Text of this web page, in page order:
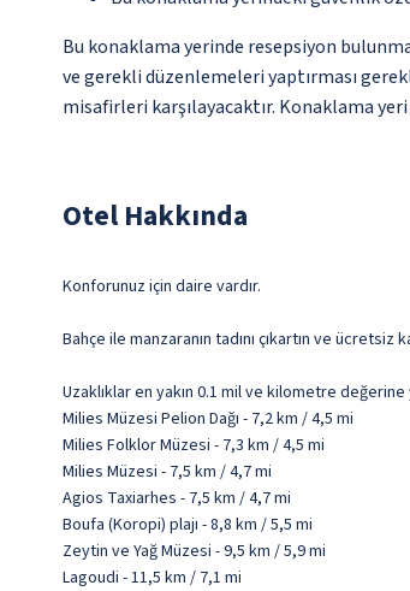
Bu konaklama yerinde resepsiyon
ve gerekli düzenlemeleri yaptırması
misafirleri karşılayacaktır. Konaklama
Otel Hakkında
Konforunuz için daire vardır.
Bahçe ile manzaranın tadını çıkartın ve
Uzaklıklar en yakın 0.1 mil ve kilometre
Milies Müzesi Pelion Dağı - 7,2 km / 4,5 mi
Milies Folklor Müzesi - 7,3 km / 4,5 mi
Milies Müzesi - 7,5 km / 4,7 mi
Agios Taxiarhes - 7,5 km / 4,7 mi
Boufa (Koropi) plajı - 8,8 km / 5,5 mi
Zeytin ve Yağ Müzesi - 9,5 km / 5,9 mi
Lagoudi - 11,5 km / 7,1 mi